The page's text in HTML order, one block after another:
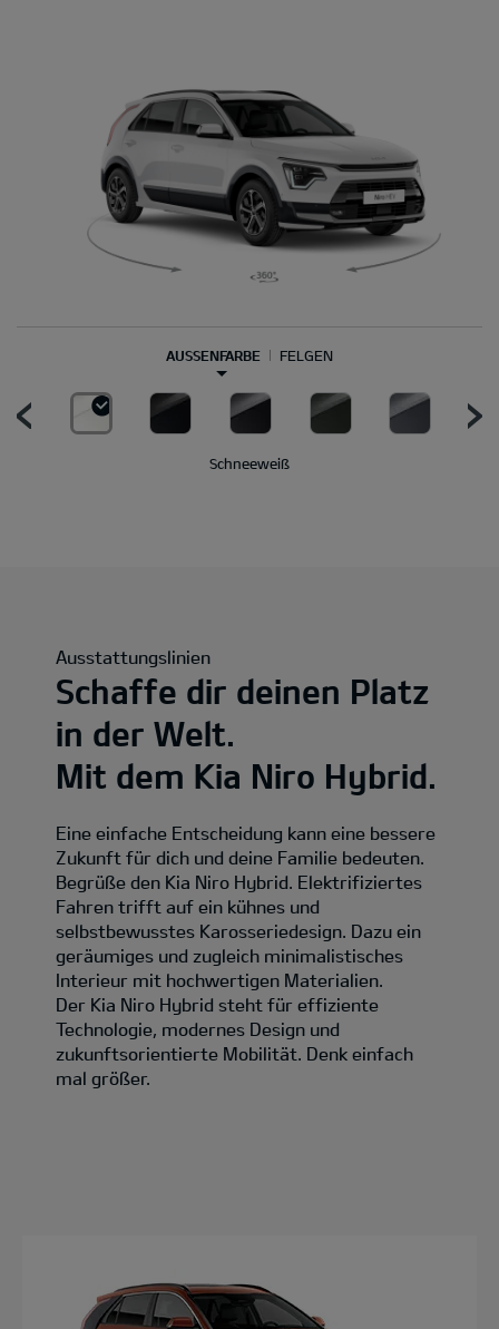
AUSSENFARBE FELGEN
Schneeweiß
Ausstattungslinien
Schaffe dir deinen Platz
in der Welt.
Mit dem Kia Niro Hybrid.
Eine einfache Entscheidung kann eine bessere
Zukunft für dich und deine Familie bedeuten.
Begrüße den Kia Niro Hybrid. Elektrifiziertes
Fahren trifft auf ein kühnes und
selbstbewusstes Karosseriedesign. Dazu ein
geräumiges und zugleich minimalistisches
Interieur mit hochwertigen Materialien.
Der Kia Niro Hybrid steht für effiziente
Technologie, modernes Design und
zukunftsorientierte Mobilität. Denk einfach
mal größer.